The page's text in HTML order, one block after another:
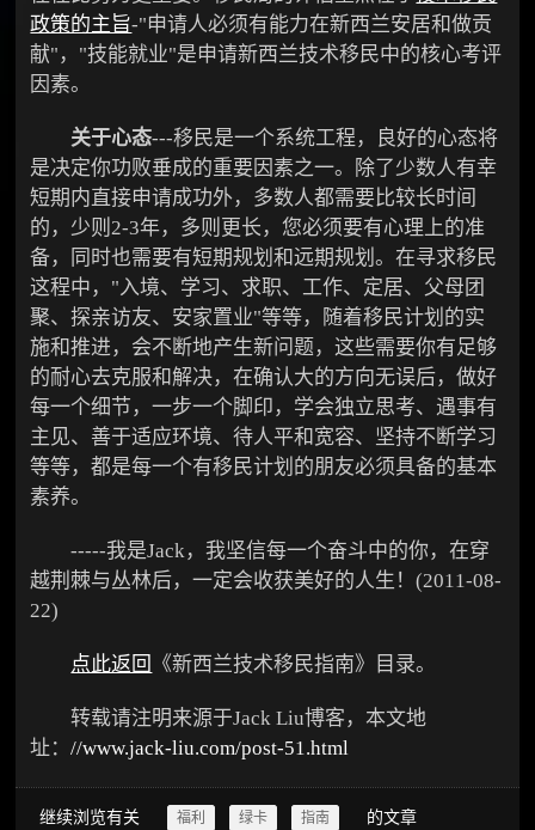
政策的主旨-"申请人必须有能力在新西兰安居和做贡
献"，"技能就业"是申请新西兰技术移民中的核心考评
因素。
关于心态---移民是一个系统工程，良好的心态将
是决定你功败垂成的重要因素之一。除了少数人有幸
短期内直接申请成功外，多数人都需要比较长时间
的，少则2-3年，多则更长，您必须要有心理上的准
备，同时也需要有短期规划和远期规划。在寻求移民
这程中，"入境、学习、求职、工作、定居、父母团
聚、探亲访友、安家置业"等等，随着移民计划的实
施和推进，会不断地产生新问题，这些需要你有足够
的耐心去克服和解决，在确认大的方向无误后，做好
每一个细节，一步一个脚印，学会独立思考、遇事有
主见、善于适应环境、待人平和宽容、坚持不断学习
等等，都是每一个有移民计划的朋友必须具备的基本
素养。
-----我是Jack，我坚信每一个奋斗中的你，在穿
越荆棘与丛林后，一定会收获美好的人生！(2011-08-
22)
点此返回 《新西兰技术移民指南》目录。
转载请注明来源于Jack Liu博客，本文地
址：//www.jack-liu.com/post-51.html
继续浏览有关 福利 绿卡 指南 的文章